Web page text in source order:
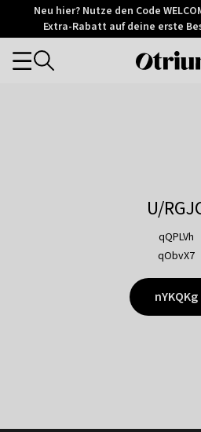
Otrium
Trustpilot
Neu hier? Nutze den Code
Extra-Rabatt auf deine erste
Categories
U/
qQPLVh
qObvX7
nYKQKg